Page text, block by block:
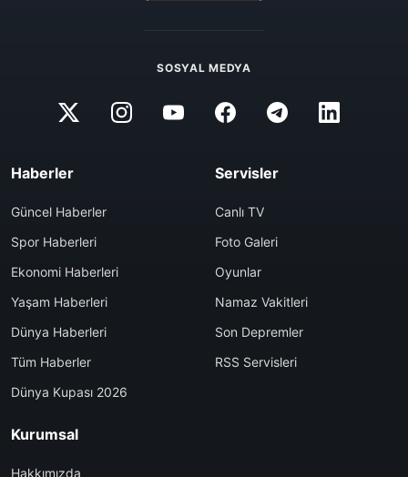
SOSYAL MEDYA
Haberler
Güncel Haberler
Spor Haberleri
Ekonomi Haberleri
Yaşam Haberleri
Dünya Haberleri
Tüm Haberler
Dünya Kupası 2026
Servisler
Canlı TV
Foto Galeri
Oyunlar
Namaz Vakitleri
Son Depremler
RSS Servisleri
Kurumsal
Hakkımızda